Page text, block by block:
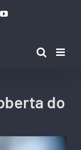
YouTube
do